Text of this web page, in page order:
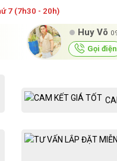
7 (7h30 - 20h)
Huy Võ
Gọi điện